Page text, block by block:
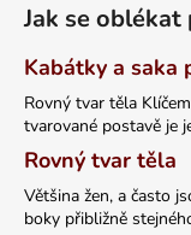
Jak se
Kabátky a saka
Rovný tvar těla
tvarované postavě je
Rovný tvar těla
Většina žen, a často
boky přibližně